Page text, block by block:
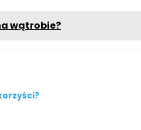
wątrobie?